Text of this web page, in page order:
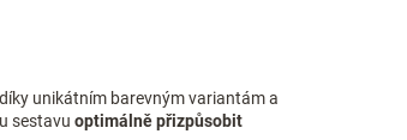
unikátním barevným variantám a
sestavu optimálně přizpůsobit